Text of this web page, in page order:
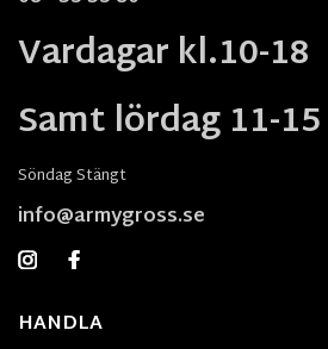
Vardagar kl.10-18
Samt lördag 11-15
Söndag Stängt
info@armygross.se
HANDLA